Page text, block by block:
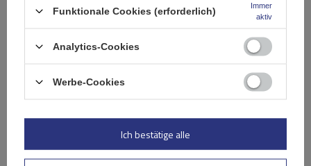
integrierte Aluminiumschienen
Große Menge verfügbar Wir versenden schon am10. August
Funktionale Cookies (erforderlich)
Immer
aktiv
Analytics-Cookies
Werbe-Cookies
Ich bestätige alle